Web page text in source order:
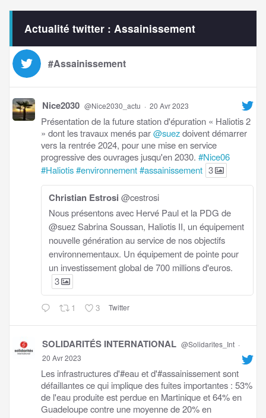
Actualité twitter : Assainissement
#Assainissement
Nice2030 @Nice2030_actu · 20 Avr 2023
Présentation de la future station d'épuration « Haliotis 2
» dont les travaux menés par@suezdoivent démarrer
vers la rentrée 2024, pour une mise en service
progressive des ouvrages jusqu'en 2030. #Nice06
#Haliotis#environnement#assainissement 3
Christian Estrosi @cestrosi
Nous présentons avec Hervé Paul et la PDG de
@suez Sabrina Soussan, Haliotis II, un équipement
nouvelle génération au service de nos objectifs
environnementaux. Un équipement de pointe pour
un investissement global de 700 millions d'euros.
3
1 3 Twitter
SOLIDARITÉS INTERNATIONAL @Solidarites_Int ·
20 Avr 2023
Les infrastructures d'#eau et d'#assainissement sont
défaillantes ce qui implique des fuites importantes : 53%
de l'eau produite est perdue en Martinique et 64% en
Guadeloupe contre une moyenne de 20% en